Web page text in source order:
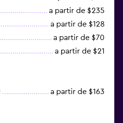
a partir de $235
a partir de $128
a partir de $70
a partir de $21
a partir de $163